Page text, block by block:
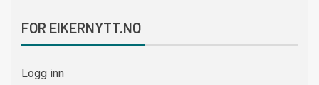
FOR EIKERNYTT.NO
Logg inn